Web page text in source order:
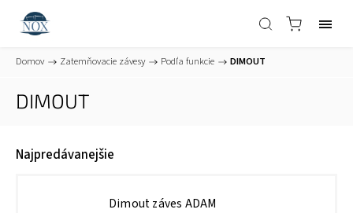
Domov / Zatemňovacie závesy / Podľa funkcie / DIMOUT
DIMOUT
Najpredávanejšie
Dimout záves ADAM